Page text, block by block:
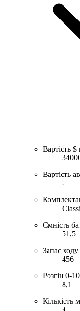
Вартість
Вартість
-
Ємність
51,5
Запас
456
Розгін 0-
8,1
Кількість